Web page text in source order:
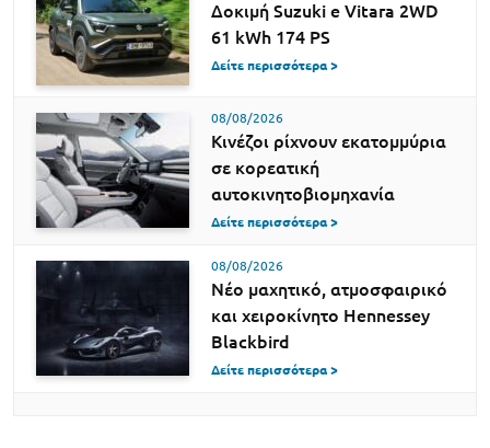
Δοκιμή Suzuki e Vitara 2WD
61 kWh 174 PS
Δείτε περισσότερα >
08/08/2026
Κινέζοι ρίχνουν εκατομμύρια
σε κορεατική
αυτοκινητοβιομηχανία
Δείτε περισσότερα >
08/08/2026
Νέο μαχητικό, ατμοσφαιρικό
και χειροκίνητο Hennessey
Blackbird
Δείτε περισσότερα >